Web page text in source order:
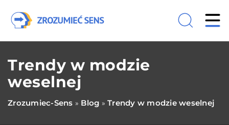
Trendy w modzie
weselnej
Zrozumiec-Sens » Blog » Trendy w modzie weselnej